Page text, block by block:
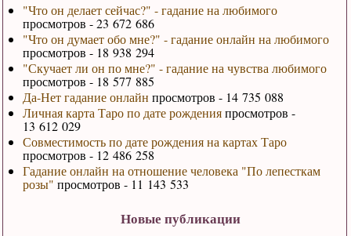
"Что он делает сейчас?" - гадание на любимого
просмотров - 23 672 686
"Что он думает обо мне?" - гадание онлайн на любимого
просмотров - 18 938 294
"Скучает ли он по мне?" - гадание на чувства любимого
просмотров - 18 577 885
Да-Нет гадание онлайн просмотров - 14 735 088
Личная карта Таро по дате рожденияпросмотров -
13 612 029
Совместимость по дате рождения на картах Таро
просмотров - 12 486 258
Гадание онлайн на отношение человека "По лепесткам
розы" просмотров - 11 143 533
Новые публикации